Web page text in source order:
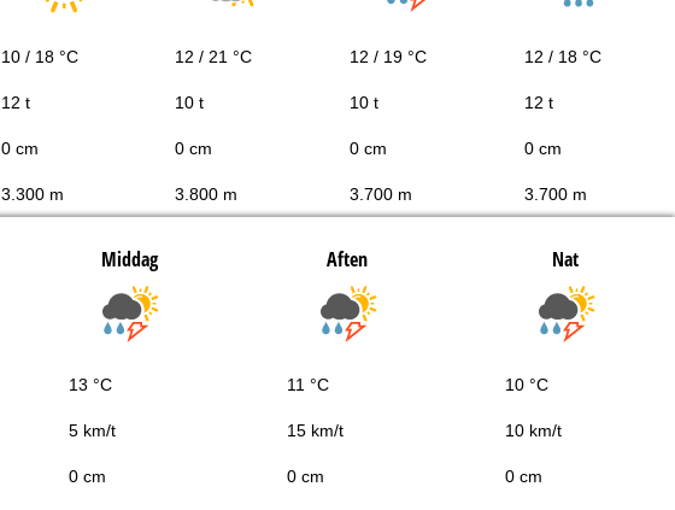
10 / 18 °C 12 / 21 °C 12 / 19 °C 12 / 18 °C
12 t 10 t 10 t 12 t
0 cm 0 cm 0 cm 0 cm
3.300 m 3.800 m 3.700 m 3.700 m
Middag Aften Nat
13 °C 11 °C 10 °C
5 km/t 15 km/t 10 km/t
0 cm 0 cm 0 cm